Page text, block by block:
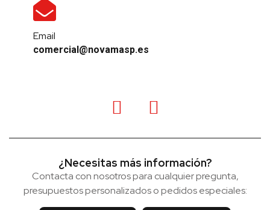
Email
comercial@novamasp.es
¿Necesitas más información?
Contacta con nosotros para cualquier pregunta,
presupuestos personalizados o pedidos especiales: